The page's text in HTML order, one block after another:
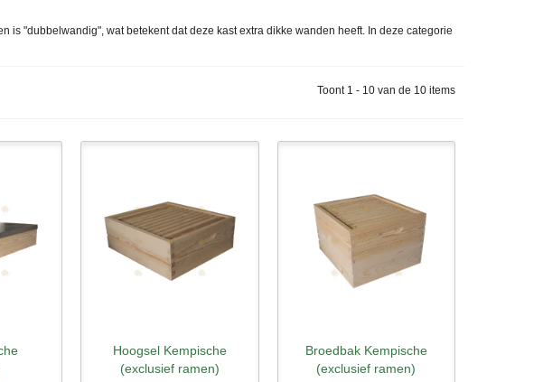
is "dubbelwandig", wat betekent dat deze kast extra dikke wanden heeft. In deze categorie
Toont 1 - 10 van de 10 items
Snel bekijken
Hoogsel Kempische
(exclusief ramen)
Snel bekijken
Broedbak Kempische
(exclusief ramen)